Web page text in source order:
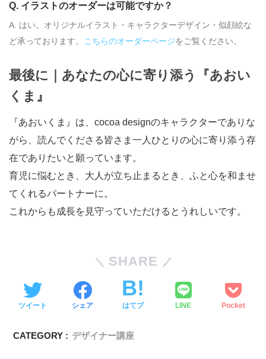
Q. イラストのオーダーは可能ですか？
A. はい。オリジナルイラスト・キャラクターデザイン・似顔絵な
ど承っております。
こちらのオーダーページをご覧ください。
最後に｜あなたの心に寄り添う『あおい
くま』
『あおいくま』は、cocoa designのキャラクターでありな
がら、読んでくださる皆さま一人ひとりの心に寄り添う存
在でありたいと願っています。
育児に悩むとき、大人が立ち止まるとき、ふと心を和ませ
てくれるパートナーに。
これからも成長を見守っていただけるとうれしいです。
SHARE
ツイート シェア はてブ LINE Pocket
CATEGORY : デザイナー講座